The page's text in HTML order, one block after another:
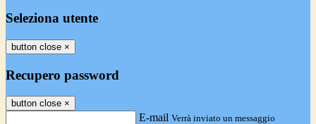
Seleziona utente
button close ×
Recupero password
button close ×
E-mail Verrà inviato un messaggio